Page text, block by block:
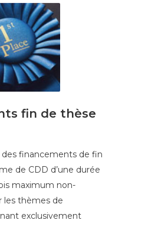
fin de thèse
des financements de fin
de CDD d’une durée
maximum non-
les thèmes de
exclusivement